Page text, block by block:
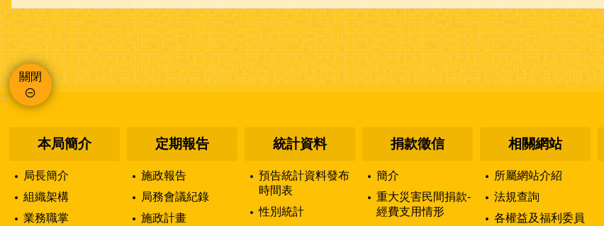
關閉
:::
本局簡介
局長簡介
組織架構
業務職掌
定期報告
施政報告
局務會議紀錄
施政計畫
統計資料
預告統計資料發布
時間表
性別統計
捐款徵信
簡介
重大災害民間捐款-
經費支用情形
相關網站
所屬網站介紹
法規查詢
各權益及福利委員